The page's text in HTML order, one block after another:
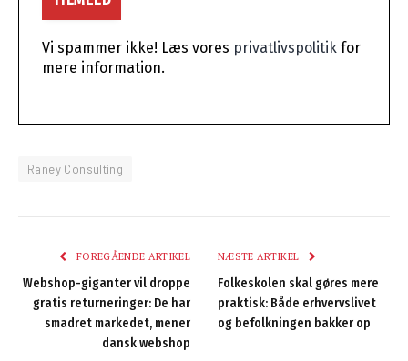
Vi spammer ikke! Læs vores privatlivspolitik for
mere information.
Raney Consulting
FOREGÅENDE ARTIKEL
Webshop-giganter vil droppe
gratis returneringer: De har
smadret markedet, mener
dansk webshop
NÆSTE ARTIKEL
Folkeskolen skal gøres mere
praktisk: Både erhvervslivet
og befolkningen bakker op